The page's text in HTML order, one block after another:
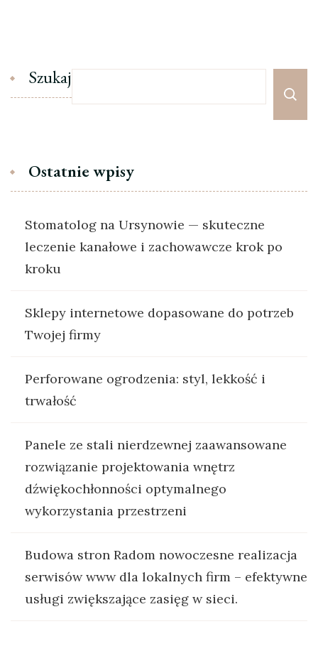
Szukaj
Ostatnie wpisy
Stomatolog na Ursynowie — skuteczne
leczenie kanałowe i zachowawcze krok po
kroku
Sklepy internetowe dopasowane do potrzeb
Twojej firmy
Perforowane ogrodzenia: styl, lekkość i
trwałość
Panele ze stali nierdzewnej zaawansowane
rozwiązanie projektowania wnętrz
dźwiękochłonności optymalnego
wykorzystania przestrzeni
Budowa stron Radom nowoczesne realizacja
serwisów www dla lokalnych firm – efektywne
usługi zwiększające zasięg w sieci.